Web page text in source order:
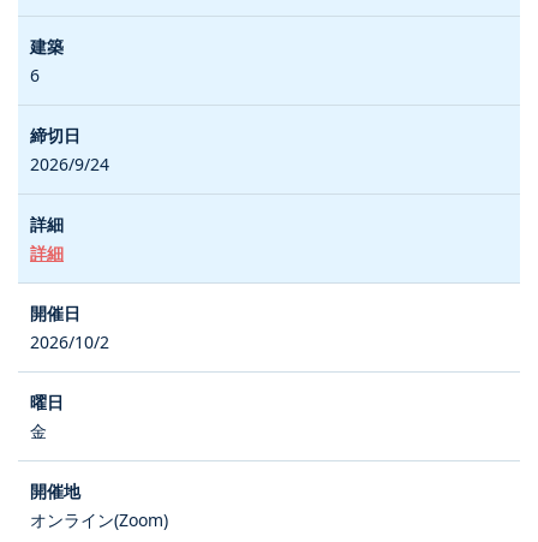
6
2026/9/24
詳細
2026/10/2
金
オンライン(Zoom)